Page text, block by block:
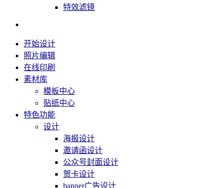
特效滤镜
开始设计
照片编辑
在线印刷
素材库
模板中心
贴纸中心
特色功能
设计
海报设计
邀请函设计
公众号封面设计
贺卡设计
banner广告设计